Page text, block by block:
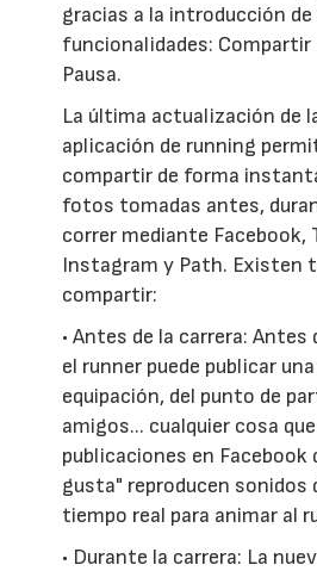
gracias a la introducción de
funcionalidades:
Pausa.
La última actualización de
aplicación de running
compartir de forma
fotos tomadas antes,
correr mediante Facebook,
Instagram y Path. Existen
compartir:
• Antes de la carrera: Antes
el runner puede publicar
equipación, del punto de
amigos... cualquier cosa
publicaciones en Facebook
gusta" reproducen sonidos
tiempo real para animar al
• Durante la carrera: La